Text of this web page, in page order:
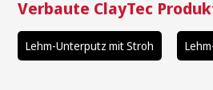
Verbaute ClayTec
Lehm-Unterputz mit Stroh